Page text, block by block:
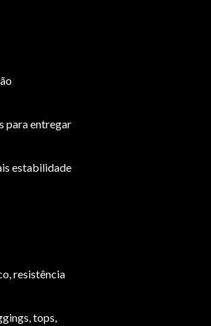
para entregar
estabilidade
resistência
tops,